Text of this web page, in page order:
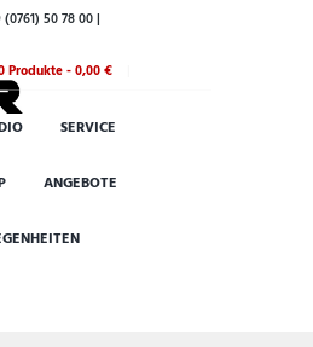
50 78 00 |
Produkte-0,00 €
SERVICE
ANGEBOTE